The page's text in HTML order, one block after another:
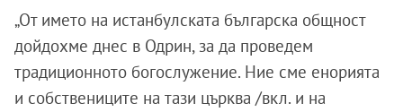
„От името на истанбулската българска общност
дойдохме днес в Одрин, за да проведем
традиционното богослужение. Ние сме енорията
и собствениците на тази църква /вкл. и на